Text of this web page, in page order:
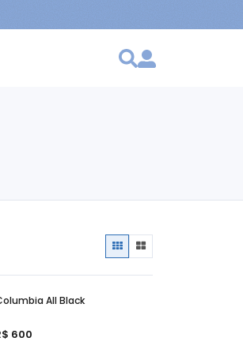
All Black
600